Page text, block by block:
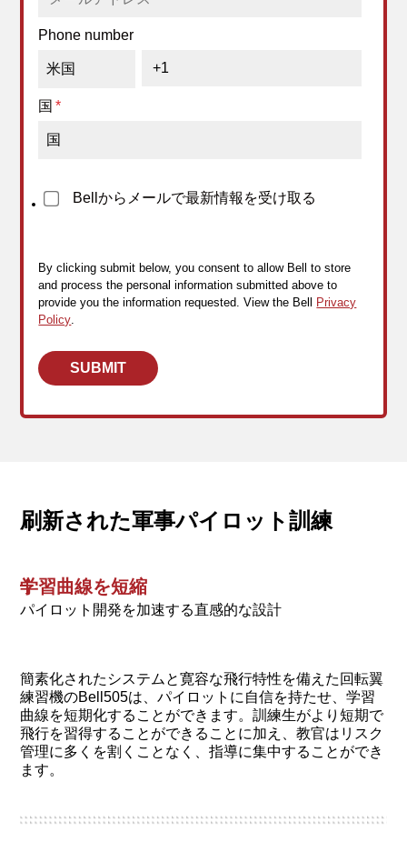
Phone number
国 *
Bellからメールで最新情報を受け取る
By clicking submit below, you consent to allow Bell to store
and process the personal information submitted above to
provide you the information requested. View the Bell
Privacy
Policy.
刷新された軍事パイロット訓練
学習曲線を短縮
パイロット開発を加速する直感的な設計
簡素化されたシステムと寛容な飛行特性を備えた回転翼
練習機のBell505は、パイロットに自信を持たせ、学習
曲線を短期化することができます。訓練生がより短期で
飛行を習得することができることに加え、教官はリスク
管理に多くを割くことなく、指導に集中することができ
ます。